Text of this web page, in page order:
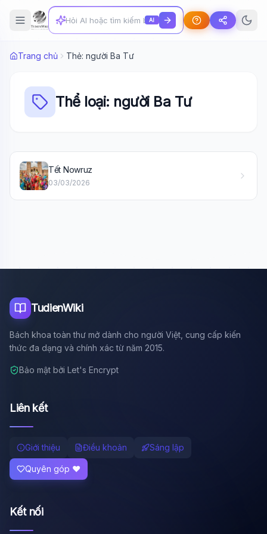
AI
Trang chủ Thẻ: người Ba Tư
Thể loại: người Ba Tư
Tết Nowruz
03/03/2026
TudienWiki
Bách khoa toàn thư mở dành cho người Việt, cung cấp kiến
thức đa dạng và chính xác từ năm 2015.
Bảo mật bởi Let's Encrypt
Liên kết
Giới thiệu Điều khoản Sáng lập
Quyên góp ❤️
Kết nối
🤖Sẵn sàng hỗ trợ
Tôi là trợ lý AI của TuDienWiki. Hãy hỏi tôi bất kỳ điều gì
🪐 Sao Mộc là gì?
🔬 Albert Einstein